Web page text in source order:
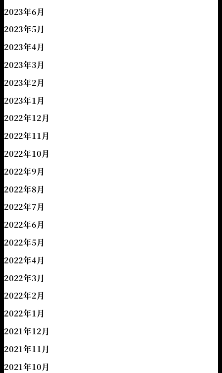
2023年6月
2023年5月
2023年4月
2023年3月
2023年2月
2023年1月
2022年12月
2022年11月
2022年10月
2022年9月
2022年8月
2022年7月
2022年6月
2022年5月
2022年4月
2022年3月
2022年2月
2022年1月
2021年12月
2021年11月
2021年10月